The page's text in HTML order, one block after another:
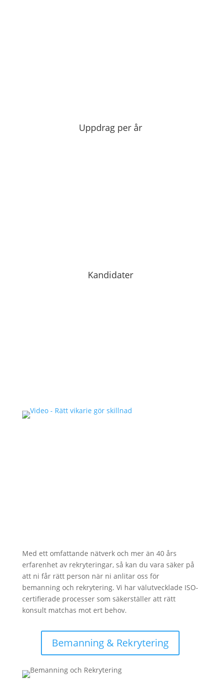
Uppdrag per år
Kandidater
Med ett omfattande nätverk och mer än 40 års
erfarenhet av rekryteringar, så kan du vara säker på
att ni får rätt person när ni anlitar oss för
bemanning och rekrytering. Vi har välutvecklade ISO-
certifierade processer som säkerställer att rätt
konsult matchas mot ert behov.
Bemanning & Rekrytering